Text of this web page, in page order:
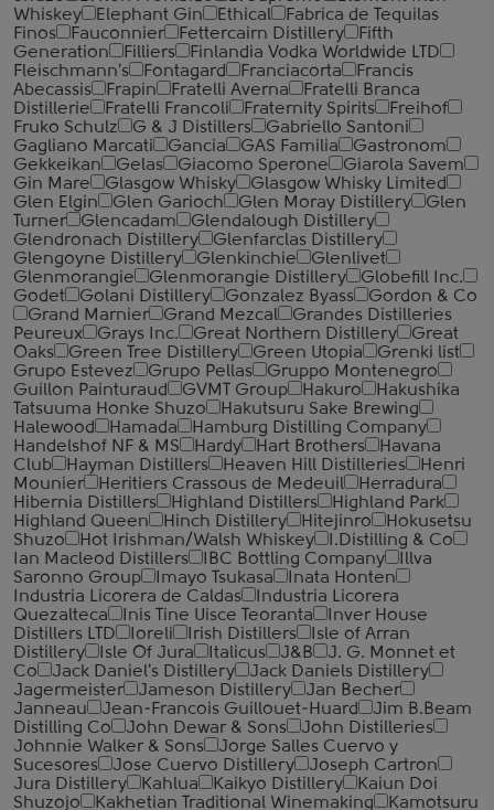
Whiskey
Elephant Gin Ethical
Fabrica de Tequilas
Finos
Fauconnier Fettercairn Distillery
Fifth
Generation
Filliers
Finlandia Vodka Worldwide LTD
Fleischmann's
Fontagard Franciacorta
Francis
Abecassis
Frapin Fratelli Averna
Fratelli Branca
Distillerie
Fratelli ‎Francoli Fraternity Spirits
Freihof
Fruko Schulz
G & J Distillers
Gabriello Santoni
Gagliano Marcati
Gancia GAS Familia
Gastronom
Gekkeikan
Gelas Giacomo Sperone
Giarola Savem
Gin Mare
Glasgow Whisky
Glasgow Whisky Limited
Glen Elgin
Glen Garioch Glen Moray Distillery
Glen
Turner
Glencadam
Glendalough Distillery
Glendronach Distillery
Glenfarclas Distillery
Glengoyne Distillery
Glenkinchie
Glenlivet
Glenmorangie
Glenmorangie Distillery
Globefill Inc.
Godet
Golani Distillery Gonzalez Byass
Gordon & Co
Grand Marnier
Grand Mezcal
Grandes Distilleries
Peureux
Grays Inc. Great Northern Distillery
Great
Oaks
Green Tree Distillery Green Utopia
Grenki list
Grupo Estevez
Grupo Pellas
Gruppo Montenegro
Guillon Painturaud
GVMT Group Hakuro
Hakushika
Tatsuuma Honke Shuzo
Hakutsuru Sake Brewing
Halewood
Hamada
Hamburg Distilling Company
Handelshof NF & MS
Hardy Hart Brothers
Havana
Club
Hayman Distillers Heaven Hill Distilleries
Henri
Mounier
Heritiers Crassous de Medeuil
Herradura
Hibernia Distillers
Highland Distillers
Highland Park
Highland Queen
Hinch Distillery Hitejinro
Hokusetsu
Shuzo
Hot Irishman/Walsh Whiskey
I.Distilling & Co
Ian Macleod Distillers
IBC Bottling Company
Illva
Saronno Group
Imayo Tsukasa
Inata Honten
Industria Licorera de Caldas
Industria Licorera
Quezalteca
Inis Tine Uisce Teoranta
Inver House
Distillers LTD
Ioreli Irish Distillers
Isle of Arran
Distillery
Isle Of Jura Italicus J&B
J. G. Monnet et
Co
Jack Daniel's Distillery
Jack Daniels Distillery
Jagermeister
Jameson Distillery
Jan Becher
Janneau
Jean-Francois Guillouet-Huard
Jim B.Beam
Distilling Co
John Dewar & Sons
John Distilleries
Johnnie Walker & Sons
Jorge Salles Cuervo y
Sucesores
Jose Cuervo Distillery
Joseph Cartron
Jura Distillery
Kahlua Kaikyo Distillery
Kaiun Doi
Shuzojo
Kakhetian Traditional Winemaking
Kamotsuru